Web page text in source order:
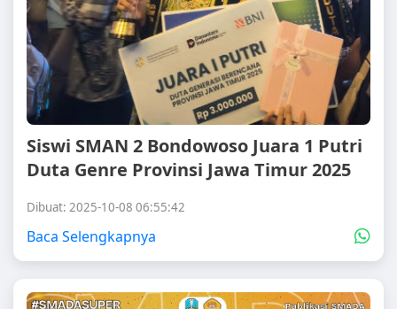
Siswi SMAN 2 Bondowoso Juara 1 Putri
Duta Genre Provinsi Jawa Timur 2025
Dibuat: 2025-10-08 06:55:42
Baca Selengkapnya